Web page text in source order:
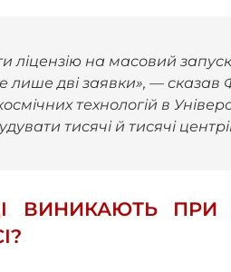
на масовий запуск
лише дві заявки», —
технологій в
тисячі й тисячі
ВИНИКАЮТЬ ПРИ